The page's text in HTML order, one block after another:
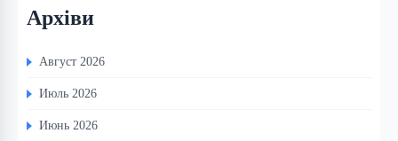
Архіви
Август 2026
Июль 2026
Июнь 2026